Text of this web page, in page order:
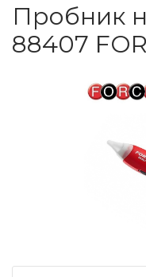
Пробник
88407